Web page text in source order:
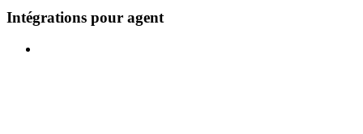
Intégrations pour agent